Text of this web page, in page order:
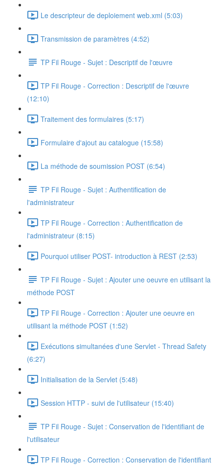
Le descripteur de deploiement web.xml (5:03)
Transmission de paramètres (4:52)
TP Fil Rouge - Sujet : Descriptif de l'œuvre
TP Fil Rouge - Correction : Descriptif de l'œuvre
(12:10)
Traitement des formulaires (5:17)
Formulaire d'ajout au catalogue (15:58)
La méthode de soumission POST (6:54)
TP Fil Rouge - Sujet : Authentification de
l'administrateur
TP Fil Rouge - Correction : Authentification de
l'administrateur (8:15)
Pourquoi utiliser POST- introduction à REST (2:53)
TP Fil Rouge - Sujet : Ajouter une oeuvre en utilisant la
méthode POST
TP Fil Rouge - Correction : Ajouter une oeuvre en
utilisant la méthode POST (1:52)
Exécutions simultanées d'une Servlet - Thread Safety
(6:27)
Initialisation de la Servlet (5:48)
Session HTTP - suivi de l'utilisateur (15:40)
TP Fil Rouge - Sujet : Conservation de l'identifiant de
l'utilisateur
TP Fil Rouge - Correction : Conservation de l'identifiant